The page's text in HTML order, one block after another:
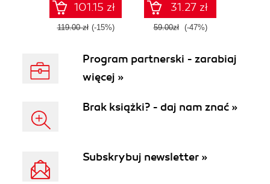
101.15 zł
119.00 zł (-15%)
31.27 zł
59.00zł (-47%)
Program partnerski - zarabiaj
więcej »
Brak książki? - daj nam znać »
Subskrybuj newsletter »